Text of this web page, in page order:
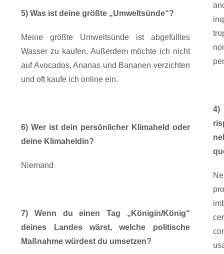
5) Was ist deine größte „Umweltsünde“?
Meine größte Umweltsünde ist abgefülltes
Wasser zu kaufen. Außerdem möchte ich nicht
auf Avocados, Ananas und Bananen verzichten
und oft kaufe ich online ein.
6) Wer ist dein persönlicher Klimaheld oder
deine Klimaheldin?
Niemand
7) Wenn du einen Tag „Königin/König“
deines Landes wärst, welche politische
Maßnahme würdest du umsetzen?